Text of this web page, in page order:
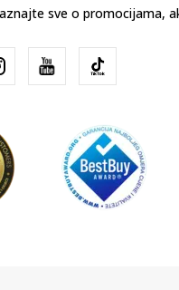
sve o promocijama,